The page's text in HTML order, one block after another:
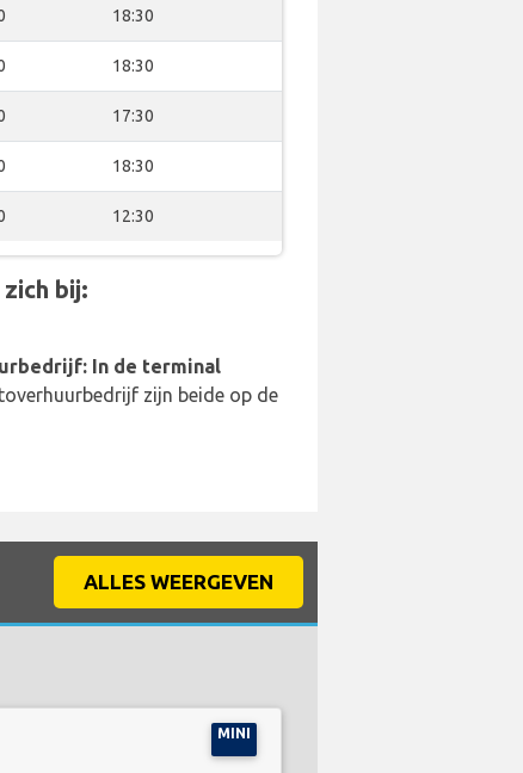
18:30
18:30
17:30
18:30
12:30
bij:
In de terminal
zijn beide op de
ALLES WEERGEVEN
MINI